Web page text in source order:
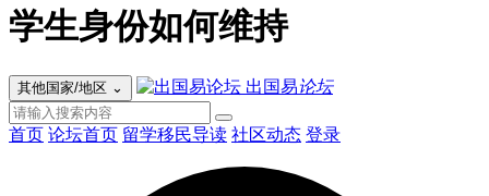
学生身份如何维持
其他国家/地区 ⌄ 出国易论坛
首页 论坛首页 留学移民导读 社区动态 登录